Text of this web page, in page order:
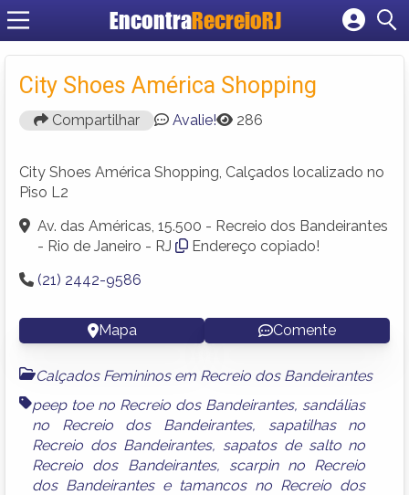
EncontraRecreioRJ
Cadastrar empresa
Criar conta
City Shoes América Shopping
Compartilhar Avalie! 286
City Shoes América Shopping, Calçados localizado no
Piso L2
Av. das Américas, 15.500 - Recreio dos Bandeirantes
- Rio de Janeiro - RJ
Endereço copiado!
(21) 2442-9586
Mapa Comente
Calçados Femininos em Recreio dos Bandeirantes
peep toe no Recreio dos Bandeirantes, sandálias
no Recreio dos Bandeirantes, sapatilhas no
Recreio dos Bandeirantes, sapatos de salto no
Recreio dos Bandeirantes, scarpin no Recreio
dos Bandeirantese tamancos no Recreio dos